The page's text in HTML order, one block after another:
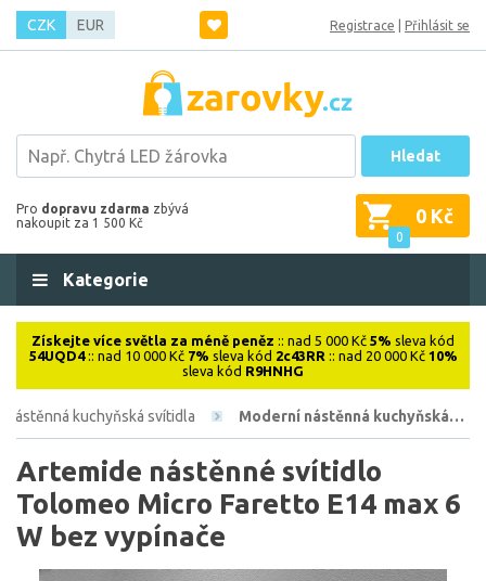
CZK EUR Registrace Přihlásit se
Hledat
Pro dopravu zdarma zbývá
nakoupit za 1 500 Kč
0
0 Kč
Kategorie
Získejte více světla za méně peněz :: nad 5 000 Kč 5% sleva kód
54UQD4:: nad 10 000 Kč 7% sleva kód 2c43RR :: nad 20 000 Kč 10%
sleva kód R9HNHG
Nástěnná kuchyňská svítidla Moderní nástěnná kuchyňská…
Artemide nástěnné svítidlo
Tolomeo Micro Faretto E14 max 6
W bez vypínače